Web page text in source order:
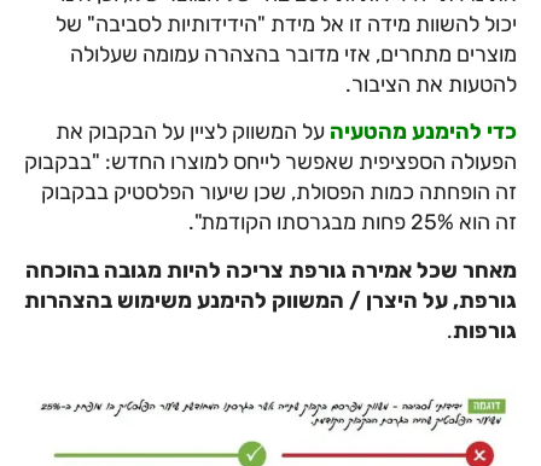
יכול להשוות מידה זו אל מידת "הידידותיות לסביבה" של
מוצרים מתחרים, אזי מדובר בהצהרה עמומה שעלולה
להטעות את הציבור.
כדי להימנע מהטעיה על המשווק לציין על הבקבוק את
הפעולה הספציפית שאפשר לייחס למוצרו החדש: "בבקבוק
זה הופחתה כמות הפסולת, שכן שיעור הפלסטיק בבקבוק
זה הוא 25% פחות מבגרסתו הקודמת".
מאחר שכל אמירה גורפת צריכה להיות מגובה בהוכחה
גורפת, על היצרן / המשווק להימנע משימוש בהצהרות
גורפות.